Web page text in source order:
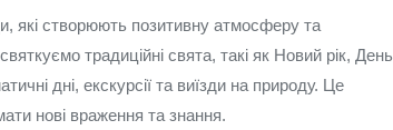
які створюють позитивну атмосферу та
традиційні свята, такі як Новий рік, День
дні, екскурсії та виїзди на природу. Це
нові враження та знання.